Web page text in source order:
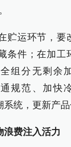
贮运环节，要
条件；在加工
组分无剩余
规范、加快
统，更新产品
浪费注入活力